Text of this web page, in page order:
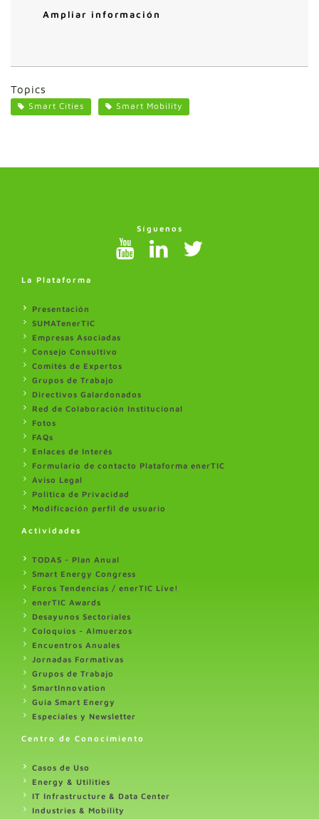
Ampliar información
Topics
Smart Cities Smart Mobility
Síguenos
La Plataforma
Presentación
SUMATenerTIC
Empresas Asociadas
Consejo Consultivo
Comités de Expertos
Grupos de Trabajo
Directivos Galardonados
Red de Colaboración Institucional
Fotos
FAQs
Enlaces de Interés
Formulario de contacto Plataforma enerTIC
Aviso Legal
Politica de Privacidad
Modificación perfil de usuario
Actividades
TODAS - Plan Anual
Smart Energy Congress
Foros Tendencias / enerTIC Live!
enerTIC Awards
Desayunos Sectoriales
Coloquios - Almuerzos
Encuentros Anuales
Jornadas Formativas
Grupos de Trabajo
SmartInnovation
Guia Smart Energy
Especiales y Newsletter
Centro de Conocimiento
Casos de Uso
Energy & Utilities
IT Infrastructure & Data Center
Industries & Mobility